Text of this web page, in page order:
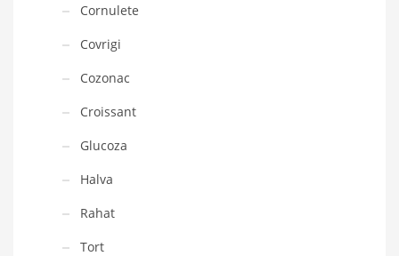
Cornulete
Covrigi
Cozonac
Croissant
Glucoza
Halva
Rahat
Tort